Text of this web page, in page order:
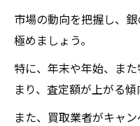
市場の動向を把握し、
極めましょう。
特に、年末や年始、ま
まり、査定額が上がる傾
また、買取業者がキャ